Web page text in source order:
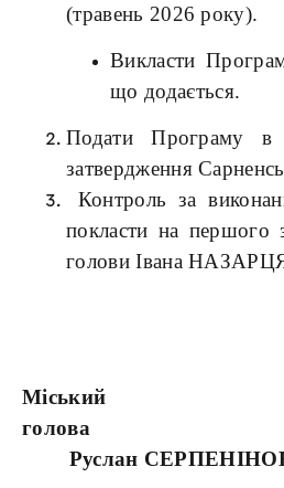
(травень 2026 року).
Викласти
що додається.
Подати Програму в
затвердження
Контроль за
покласти на першого
голови Івана
Міський
Руслан